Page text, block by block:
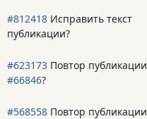
#812418 Исправить текст
публикации?
#623173 Повтор публикации
#66846?
#568558 Повтор публикации